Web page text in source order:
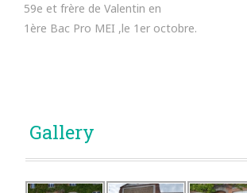
59e et frère de Valentin en
1ère Bac Pro MEI ,le 1er octobre.
Gallery